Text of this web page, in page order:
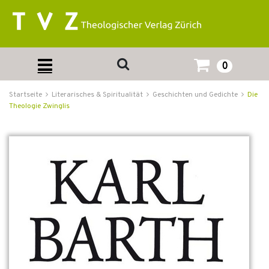
0
Startseite Literarisches & Spiritualität Geschichten und Gedichte
Die
Theologie Zwinglis